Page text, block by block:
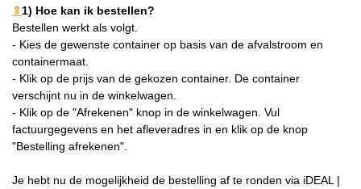
⇑1) Hoe kan ik bestellen?
Bestellen werkt als volgt.
- Kies de gewenste container op basis van de afvalstroom en
containermaat.
- Klik op de prijs van de gekozen container. De container
verschijnt nu in de winkelwagen.
- Klik op de "Afrekenen" knop in de winkelwagen. Vul
factuurgegevens en het afleveradres in en klik op de knop
"Bestelling afrekenen".
Je hebt nu de mogelijkheid de bestelling af te ronden via iDEAL |